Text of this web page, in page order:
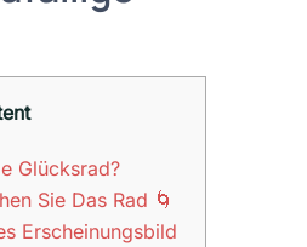
Glücksrad?
Sie Das Rad 🌀
Erscheinungsbild